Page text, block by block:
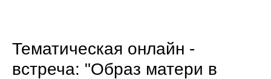
Тематическая онлайн -
встреча: "Образ матери в